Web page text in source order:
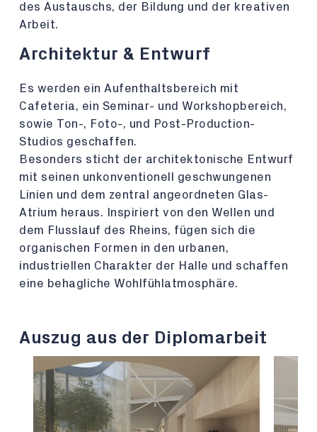
des Austauschs, der Bildung und der kreativen
Arbeit.
Architektur & Entwurf
Es werden ein Aufenthaltsbereich mit
Cafeteria, ein Seminar- und Workshopbereich,
sowie Ton-, Foto-, und Post-Production-
Studios geschaffen.
Besonders sticht der architektonische Entwurf
mit seinen unkonventionell geschwungenen
Linien und dem zentral angeordneten Glas-
Atrium heraus. Inspiriert von den Wellen und
dem Flusslauf des Rheins, fügen sich die
organischen Formen in den urbanen,
industriellen Charakter der Halle und schaffen
eine behagliche Wohlfühlatmosphäre.
Auszug aus der Diplomarbeit